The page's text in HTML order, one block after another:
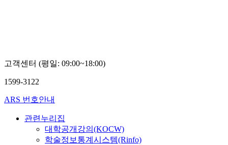
고객센터 (평일: 09:00~18:00)
1599-3122
ARS 번호안내
관련누리집
대학공개강의(KOCW)
학술정보통계시스템(Rinfo)